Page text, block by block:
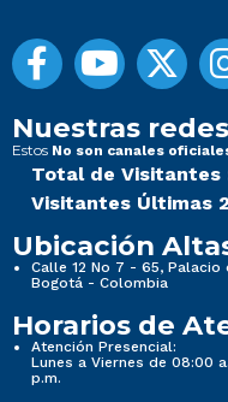
Nuestras
Estos No son canales
Total de Visitantes
Visitantes Últimas
Ubicación
Calle 12 No 7 - 65,
Bogotá - Colombia
Horarios de
Atención Presencial:
Lunes a Viernes de 08:00
p.m.